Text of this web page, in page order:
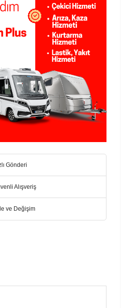
Gönderi
Alışveriş
ve Değişim